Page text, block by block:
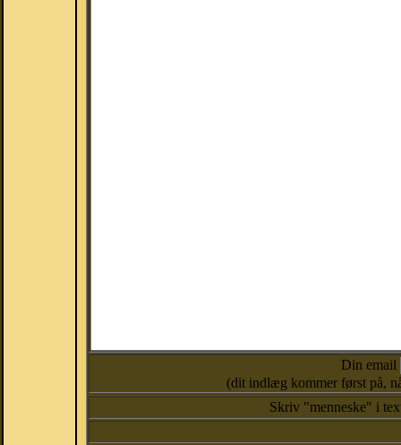
Din email
(dit indlæg kommer først på,
Skriv "menneske" i